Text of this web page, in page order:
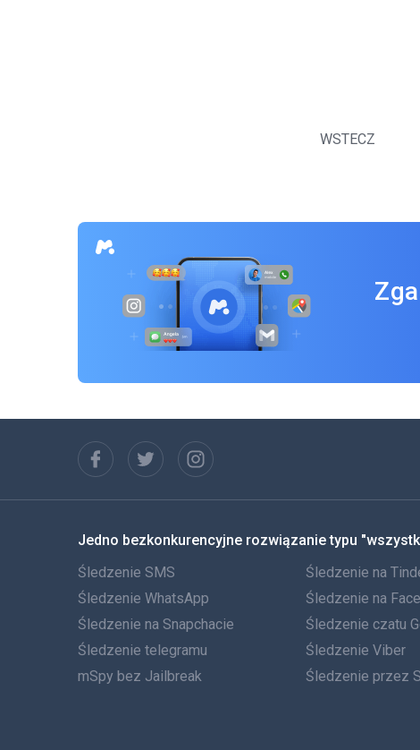
WSTECZ
Jedno bezkonkurencyjne rozwiązanie typu
Śledzenie SMS
Śledzenie WhatsApp
Śledzenie na Snapchacie
Śledzenie telegramu
mSpy bez Jailbreak
Śledzenie na
Śledzenie na
Śledzenie czatu
Śledzenie Viber
Śledzenie przez